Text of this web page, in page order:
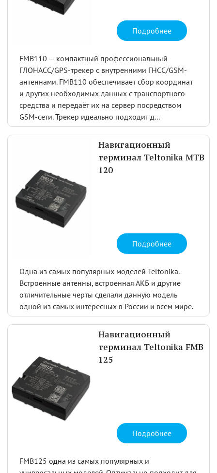
Подробнее
FMB110 — компактный профессиональный
ГЛОНАСС/GPS-трекер с внутренними ГНСС/GSM-
антеннами. FMB110 обеспечивает сбор координат
и других необходимых данных с транспортного
средства и передаёт их на сервер посредством
GSM-сети. Трекер идеально подходит д...
Навигационный
терминал Teltonika MTB
120
Подробнее
Одна из самых популярных моделей Teltonika.
Встроенные антенны, встроенная АКБ и другие
отличительные черты сделали данную модель
одной из самых интересных в России и всем мире.
Навигационный
терминал Teltonika FMB
125
Подробнее
FMB125 одна из самых популярных и